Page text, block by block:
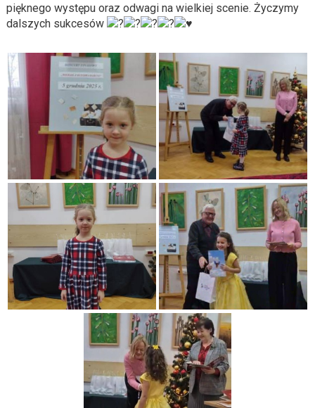
pięknego występu oraz odwagi na wielkiej scenie. Życzymy
dalszych sukcesów